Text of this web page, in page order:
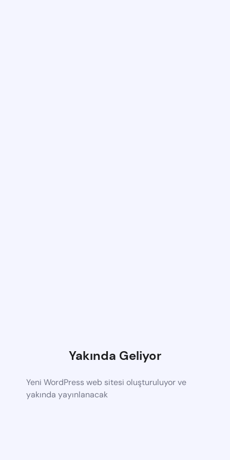
Yakında Geliyor
Yeni WordPress web sitesi oluşturuluyor ve
yakında yayınlanacak